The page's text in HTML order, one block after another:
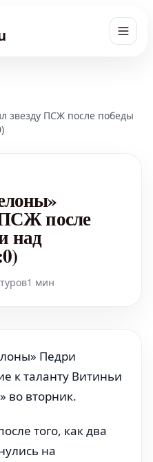
звезду ПСЖ после победы
ПСЖ после
над
1 мин
Педри
к таланту Витиньи
во вторник.
того, как два
на